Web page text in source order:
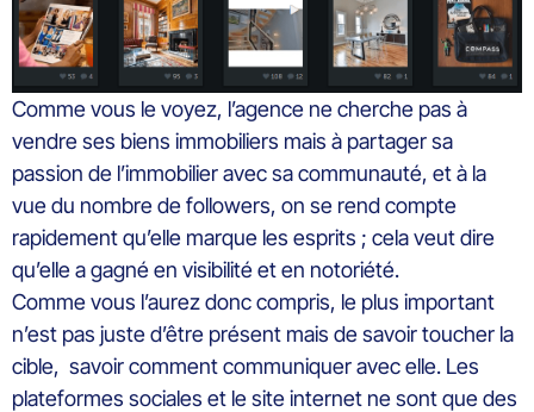
Comme vous le voyez, l’agence ne cherche pas à
vendre ses biens immobiliers mais à partager sa
passion de l’immobilier avec sa communauté, et à la
vue du nombre de followers, on se rend compte
rapidement qu’elle marque les esprits ; cela veut dire
qu’elle a gagné en visibilité et en notoriété.
Comme vous l’aurez donc compris, le plus important
n’est pas juste d’être présent mais de savoir toucher la
cible, savoir comment communiquer avec elle. Les
plateformes sociales et le site internet ne sont que des